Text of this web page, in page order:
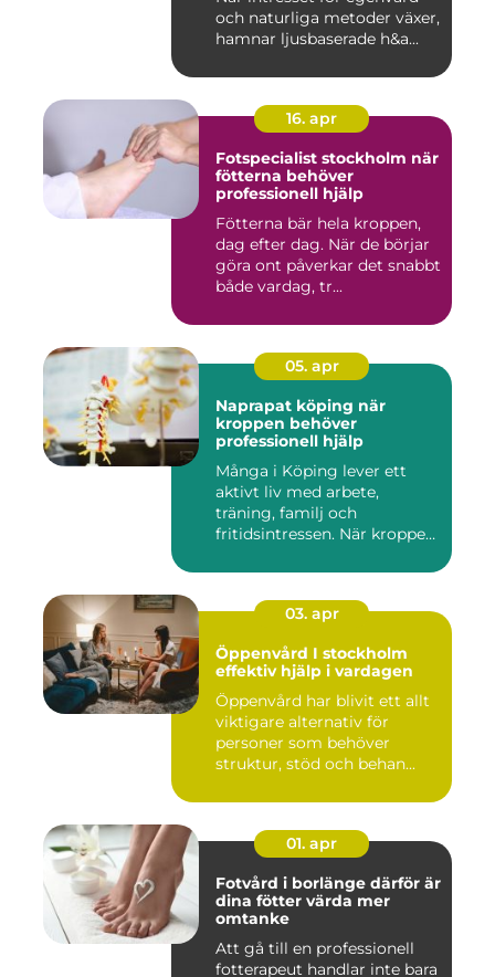
och naturliga metoder växer,
hamnar ljusbaserade h&a...
16. apr
Fotspecialist stockholm när
fötterna behöver
professionell hjälp
Fötterna bär hela kroppen,
dag efter dag. När de börjar
göra ont påverkar det snabbt
både vardag, tr...
05. apr
Naprapat köping när
kroppen behöver
professionell hjälp
Många i Köping lever ett
aktivt liv med arbete,
träning, familj och
fritidsintressen. När kroppen
03. apr
Öppenvård I stockholm
effektiv hjälp i vardagen
Öppenvård har blivit ett allt
viktigare alternativ för
personer som behöver
struktur, stöd och behan...
01. apr
Fotvård i borlänge därför är
dina fötter värda mer
omtanke
Att gå till en professionell
fotterapeut handlar inte bara